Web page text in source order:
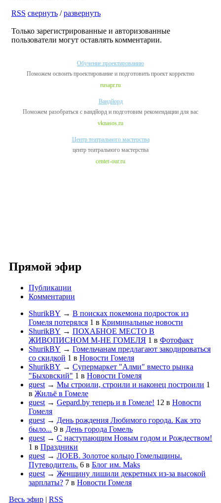
RSS свернуть /развернуть
Только зарегистрированные и авторизованные
пользователи могут оставлять комментарии.
Обучение проектированию
Поможем освоить проектирование и подготовить проект корректно
rusapr.ru
Вандйорд
Поможем разобраться с вандйорд и подготовим рекомендации для вас
vknasos.ru
Центр театрального мастерства
центр театрального мастерства
center-our.ru
Прямой эфир
Публикации
Комментарии
ShurikBY → В поисках покемона подросток из
Гомеля потерялся 1 в Криминальные новости
ShurikBY → ПОХАБНОЕ МЕСТО В
ЖИВОПИСНОМ М-НЕ ГОМЕЛЯ 1 в Фотофакт
ShurikBY → Гомельчанам предлагают закодироваться
со скидкой 1 в Новости Гомеля
ShurikBY → Супермаркет "Алми" вместо рынка
"Быховский" 1 в Новости Гомеля
guest → Мы строили, строили и наконец построили 1
в Жильё в Гомеле
guest → Gepard.by теперь и в Гомеле! 12 в Новости
Гомеля
guest → День рождения Любимого города. Как это
было... 9 в День города Гомель
guest → С наступающим Новым годом и Рождеством!
1 в Праздники
guest → ЛОЕВ. Золотое кольцо Гомельщины.
Путеводитель. 6 в Блог им. Maks
guest → Женщину лишили декретных из-за высокой
зарплаты? 7 в Новости Гомеля
Весь эфир | RSS